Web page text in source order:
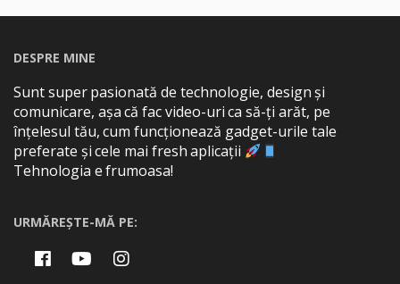
DESPRE MINE
Sunt super pasionată de technologie, design și
comunicare, așa că fac video-uri ca să-ți arăt, pe
înțelesul tău, cum funcționează gadget-urile tale
preferate și cele mai fresh aplicații
Tehnologia e frumoasa!
URMĂREȘTE-MĂ PE: